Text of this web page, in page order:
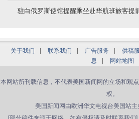
驻白俄罗斯使馆提醒乘坐赴华航班旅客提
关于我们 | 联系我们 | 广告服务 | 供稿
息
| 网站地图
本网站所刊载信息，不代表美国新闻网的立场和观
权。
美国新闻网由欧洲华文电视台美国站